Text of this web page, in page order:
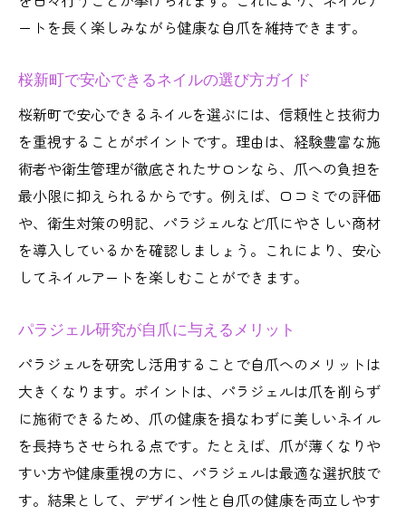
ートを長く楽しみながら健康な自爪を維持できます。
桜新町で安心できるネイルの選び方ガイド
桜新町で安心できるネイルを選ぶには、信頼性と技術力
を重視することがポイントです。理由は、経験豊富な施
術者や衛生管理が徹底されたサロンなら、爪への負担を
最小限に抑えられるからです。例えば、口コミでの評価
や、衛生対策の明記、パラジェルなど爪にやさしい商材
を導入しているかを確認しましょう。これにより、安心
してネイルアートを楽しむことができます。
パラジェル研究が自爪に与えるメリット
パラジェルを研究し活用することで自爪へのメリットは
大きくなります。ポイントは、パラジェルは爪を削らず
に施術できるため、爪の健康を損なわずに美しいネイル
を長持ちさせられる点です。たとえば、爪が薄くなりや
すい方や健康重視の方に、パラジェルは最適な選択肢で
す。結果として、デザイン性と自爪の健康を両立しやす